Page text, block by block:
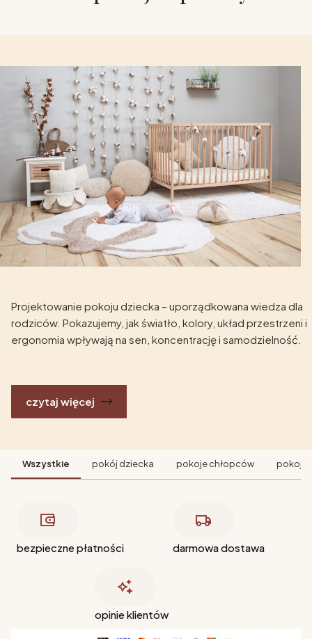
Projektowanie pokoju dziecka – uporządkowana wiedza dla
rodziców. Pokazujemy, jak światło, kolory, układ przestrzeni i
ergonomia wpływają na sen, koncentrację i samodzielność.
czytaj więcej
Wszystkie pokój dziecka pokoje chłopców pokoje
bezpieczne płatności darmowa dostawa
opinie klientów